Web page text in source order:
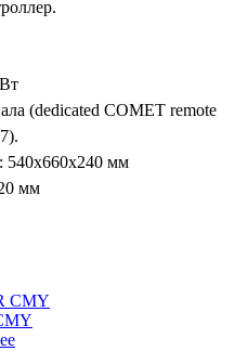
(dedicated COMET remote
мм
мм